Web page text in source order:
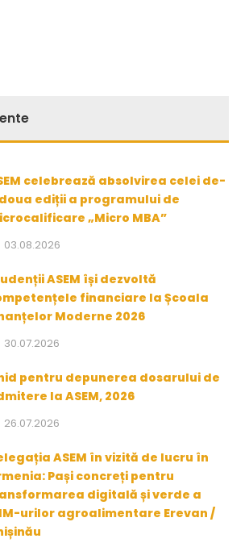
celebrează absolvirea celei de-
ediții a programului de
„Micro MBA”
03.08.2026
ASEM își dezvoltă
financiare la Școala
Moderne 2026
30.07.2026
pentru depunerea dosarului de
la ASEM, 2026
26.07.2026
ASEM în vizită de lucru în
Pași concreți pentru
digitală și verde a
urilor agroalimentare Erevan /